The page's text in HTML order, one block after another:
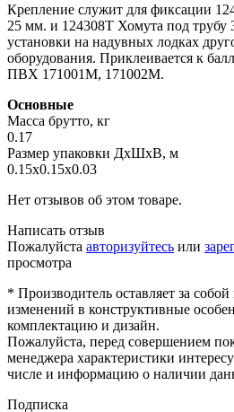
Крепление служит для фиксации
25 мм. и 124308Т Хомута под трубу
установки на надувных лодках
оборудования. Приклеивается к
ПВХ 171001М, 171002М.
Основные
Масса брутто, кг
0.17
Размер упаковки ДхШхВ, м
0.15x0.15x0.03
Нет отзывов об этом товаре.
Написать отзыв
Пожалуйста авторизуйтесь или
просмотра
* Производитель оставляет за
изменений в конструктивные
комплектацию и дизайн.
Пожалуйста, перед совершением
менеджера характеристики
числе и информацию о наличии
Подписка